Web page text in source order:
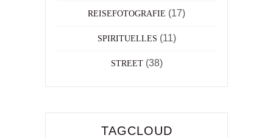
REISEFOTOGRAFIE (17)
SPIRITUELLES (11)
STREET(38)
TAGCLOUD